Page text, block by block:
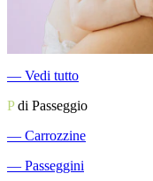
― Vedi tutto
Pdi Passeggio
― Carrozzine
― Passeggini